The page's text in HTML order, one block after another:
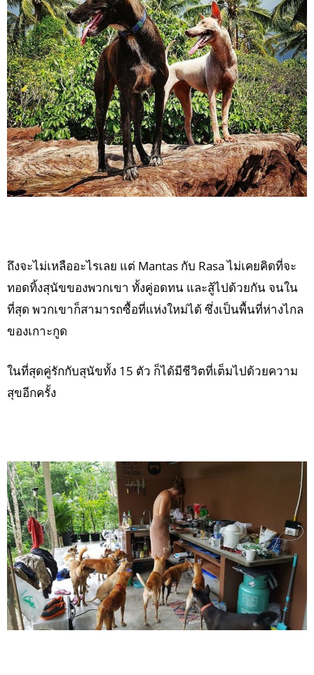
ถึงจะไม่เหลืออะไรเลย แต่ Mantas กับ Rasa ไม่เคยคิดที่จะ
ทอดทิ้งสุนัขของพวกเขา ทั้งคู่อดทน และสู้ไปด้วยกัน จนใน
ที่สุด พวกเขาก็สามารถซื้อที่แห่งใหม่ได้ ซึ่งเป็นพื้นที่ห่างไกล
ของเกาะกูด
ในที่สุดคู่รักกับสุนัขทั้ง 15 ตัว ก็ได้มีชีวิตที่เต็มไปด้วยความ
สุขอีกครั้ง